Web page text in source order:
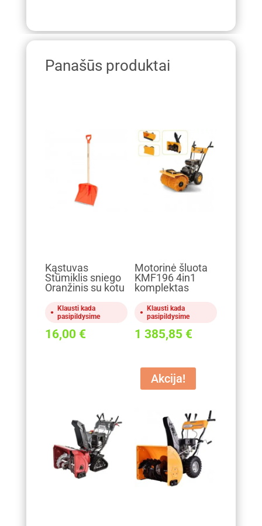
Panašūs produktai
Kąstuvas
Stūmiklis sniego
Oranžinis su kotu
Klausti kada
pasipildysime
16,00 €
Motorinė šluota
KMF196 4in1
komplektas
Klausti kada
pasipildysime
1 385,85 €
Akcija!